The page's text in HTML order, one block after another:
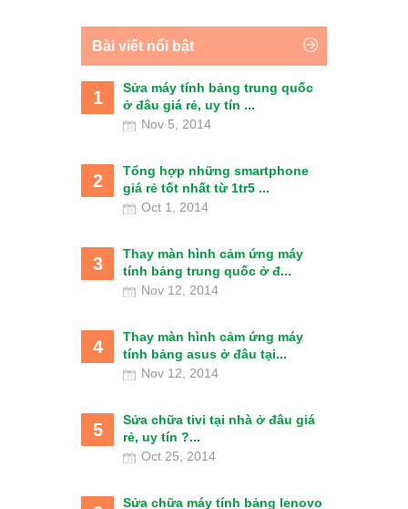
Bài viết nổi bật
1
Sửa máy tính bảng trung quốc
ở đâu giá rẻ, uy tín ...
Nov 5, 2014
2
Tổng hợp những smartphone
giá rẻ tốt nhất từ 1tr5 ...
Oct 1, 2014
3
Thay màn hình cảm ứng máy
tính bảng trung quốc ở đ...
Nov 12, 2014
4
Thay màn hình cảm ứng máy
tính bảng asus ở đâu tại...
Nov 12, 2014
5
Sửa chữa tivi tại nhà ở đâu giá
rẻ, uy tín ?...
Oct 25, 2014
Sửa chữa máy tính bảng lenovo